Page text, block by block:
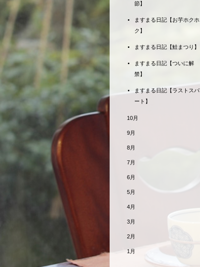
節】
ますまる日記【お芋ホクホ
ク】
ますまる日記【鮭まつり】
ますまる日記【ついに解
禁】
ますまる日記【ラストスパ
ート】
10月
9月
8月
7月
6月
5月
4月
3月
2月
1月